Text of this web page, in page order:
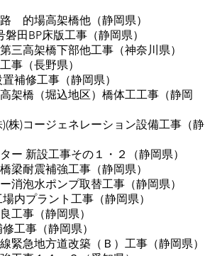
的場高架橋他（静岡県）
田BP床版工事（静岡県）
三高架橋下部他工事（神奈川県）
事（長野県）
補修工事（静岡県）
架橋（堀込地区）橋体工工事（静岡
株)コージェネレーション設備工事（静
ー 新設工事その１・２（静岡県）
梁耐震補強工事（静岡県）
消泡水ポンプ取替工事（静岡県）
内プラント工事（静岡県）
工事（静岡県）
工事（静岡県）
緊急地方道改築（Ｂ）工事（静岡県）